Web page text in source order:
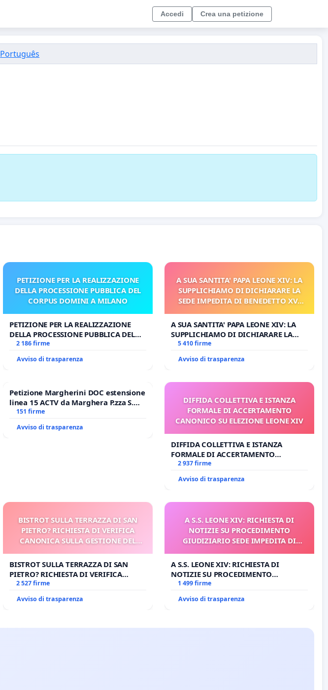
Accedi Crea una petizione
Português
PETIZIONE PER LA REALIZZAZIONE
DELLA PROCESSIONE PUBBLICA DEL
CORPUS DOMINI A MILANO
PETIZIONE PER LA REALIZZAZIONE
DELLA PROCESSIONE PUBBLICA DEL
CORPUS DOMINI A MILANO
2 186 firme
Avviso di trasparenza
A SUA SANTITA' PAPA LEONE XIV: LA
SUPPLICHIAMO DI DICHIARARE LA
SEDE IMPEDITA DI BENEDETTO XVI
PROCESSO
A SUA SANTITA' PAPA LEONE XIV: LA
SUPPLICHIAMO DI DICHIARARE LA
SEDE IMPEDITA DI BENEDETTO XVI E/O
5 410 firme
Avviso di trasparenza
Petizione Margherini DOC estensione
linea 15 ACTV da Marghera P.zza S.
Antonio all'aeroporto Marco Polo
151 firme
Avviso di trasparenza
DIFFIDA COLLETTIVA E ISTANZA
FORMALE DI ACCERTAMENTO
CANONICO SU ELEZIONE LEONE XIV
DIFFIDA COLLETTIVA E ISTANZA
FORMALE DI ACCERTAMENTO
CANONICO SU ELEZIONE LEONE XIV
2 937 firme
Avviso di trasparenza
BISTROT SULLA TERRAZZA DI SAN
PIETRO? RICHIESTA DI VERIFICA
CANONICA SULLA GESTIONE DEL
BISTROT SULLA TERRAZZA DI SAN
PIETRO? RICHIESTA DI VERIFICA
CANONICA SULLA GESTIONE DEL
2 527 firme
Avviso di trasparenza
A S.S. LEONE XIV: RICHIESTA DI
NOTIZIE SU PROCEDIMENTO
GIUDIZIARIO SEDE IMPEDITA DI
A S.S. LEONE XIV: RICHIESTA DI
NOTIZIE SU PROCEDIMENTO
GIUDIZIARIO SEDE IMPEDITA DI
1 499 firme
Avviso di trasparenza